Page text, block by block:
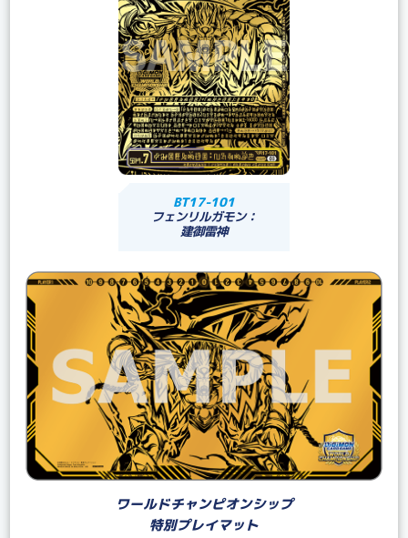
BT17-101
フェンリルガモン：
建御雷神
ワールドチャンピオンシップ
特別プレイマット